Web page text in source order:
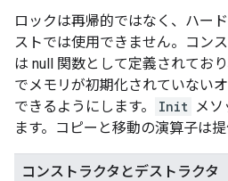
ロックは再帰的ではなく、ハー
ストでは使用できません。コン
は null 関数として定義されてお
でメモリが初期化されていない
できるようにします。
Init メソ
ます。コピーと移動の演算子は
コンストラクタとデストラクタ